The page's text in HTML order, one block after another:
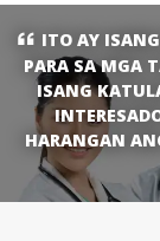
ITO AY
PARA SA MGA
ISANG
HARANGAN